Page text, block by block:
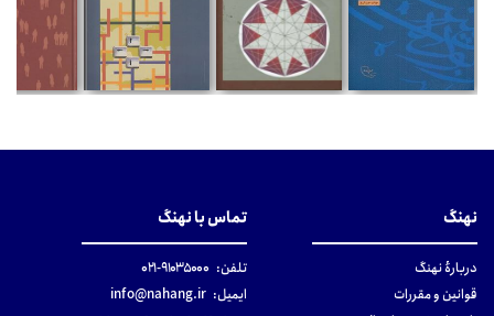
نهنگ
دربارهٔ نهنگ
قوانین و مقررات
تماس با نهنگ
تلفن: ۹۱۰۳۵۰۰۰-۰۲۱
ایمیل: info@nahang.ir